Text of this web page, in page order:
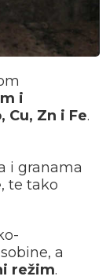
i
Cu, Zn i Fe.
i granama
, te tako
a
režim.